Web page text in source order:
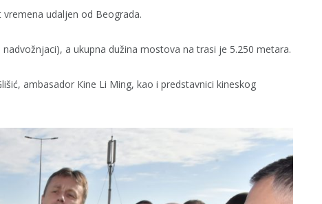
udaljen od Beograda.
a ukupna dužina mostova na trasi je 5.250 metara.
ambasador Кine Li Ming, kao i predstavnici kineskog